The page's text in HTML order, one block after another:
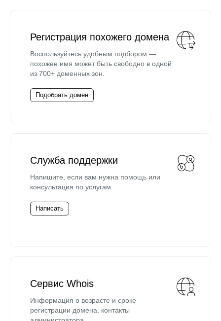
Регистрация похожего домена
Воспользуйтесь удобным подбором —
похожее имя может быть свободно в одной
из 700+ доменных зон.
Подобрать домен
Служба поддержки
Напишите, если вам нужна помощь или
консультация по услугам.
Написать
Сервис Whois
Информация о возрасте и сроке
регистрации домена, контакты